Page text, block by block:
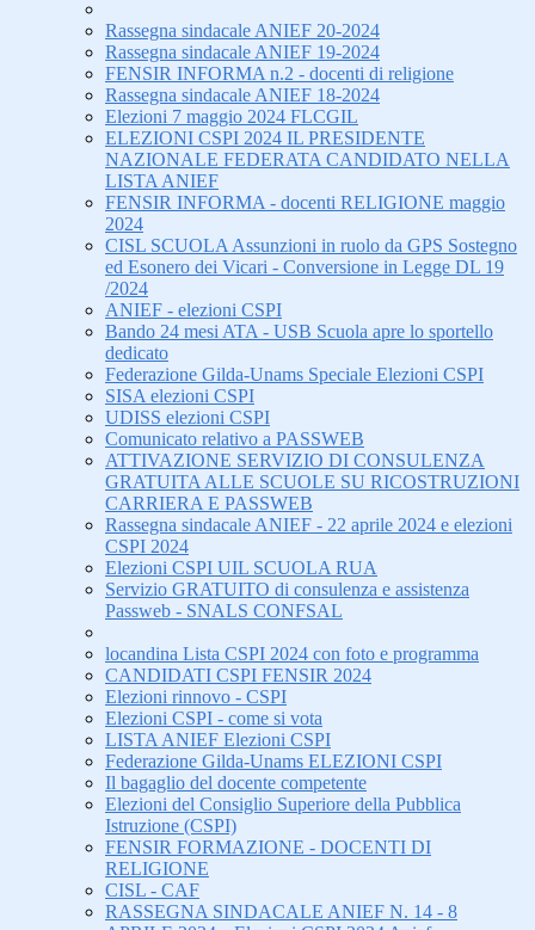
Rassegna sindacale ANIEF 20-2024
Rassegna sindacale ANIEF 19-2024
FENSIR INFORMA n.2 - docenti di religione
Rassegna sindacale ANIEF 18-2024
Elezioni 7 maggio 2024 FLCGIL
ELEZIONI CSPI 2024 IL PRESIDENTE
NAZIONALE FEDERATA CANDIDATO NELLA
LISTA ANIEF
FENSIR INFORMA - docenti RELIGIONE maggio
2024
CISL SCUOLA Assunzioni in ruolo da GPS Sostegno
ed Esonero dei Vicari - Conversione in Legge DL 19
/2024
ANIEF - elezioni CSPI
Bando 24 mesi ATA - USB Scuola apre lo sportello
dedicato
Federazione Gilda-Unams Speciale Elezioni CSPI
SISA elezioni CSPI
UDISS elezioni CSPI
Comunicato relativo a PASSWEB
ATTIVAZIONE SERVIZIO DI CONSULENZA
GRATUITA ALLE SCUOLE SU RICOSTRUZIONI
CARRIERA E PASSWEB
Rassegna sindacale ANIEF - 22 aprile 2024 e elezioni
CSPI 2024
Elezioni CSPI UIL SCUOLA RUA
Servizio GRATUITO di consulenza e assistenza
Passweb - SNALS CONFSAL
locandina Lista CSPI 2024 con foto e programma
CANDIDATI CSPI FENSIR 2024
Elezioni rinnovo - CSPI
Elezioni CSPI - come si vota
LISTA ANIEF Elezioni CSPI
Federazione Gilda-Unams ELEZIONI CSPI
Il bagaglio del docente competente
Elezioni del Consiglio Superiore della Pubblica
Istruzione (CSPI)
FENSIR FORMAZIONE - DOCENTI DI
RELIGIONE
CISL - CAF
RASSEGNA SINDACALE ANIEF N. 14 - 8